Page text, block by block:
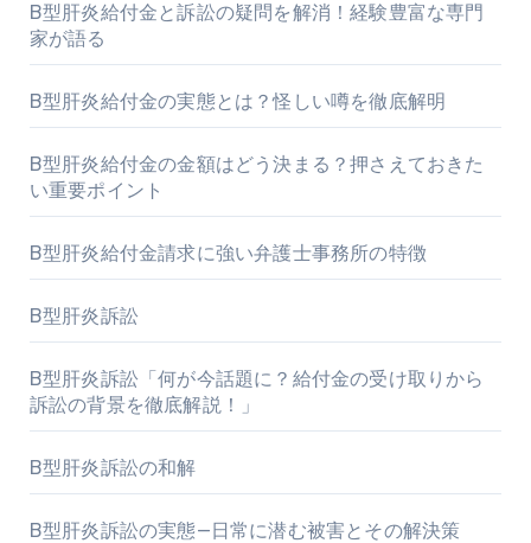
B型肝炎給付金と訴訟の疑問を解消！経験豊富な専門
家が語る
B型肝炎給付金の実態とは？怪しい噂を徹底解明
B型肝炎給付金の金額はどう決まる？押さえておきた
い重要ポイント
B型肝炎給付金請求に強い弁護士事務所の特徴
B型肝炎訴訟
B型肝炎訴訟「何が今話題に？給付金の受け取りから
訴訟の背景を徹底解説！」
B型肝炎訴訟の和解
B型肝炎訴訟の実態—日常に潜む被害とその解決策